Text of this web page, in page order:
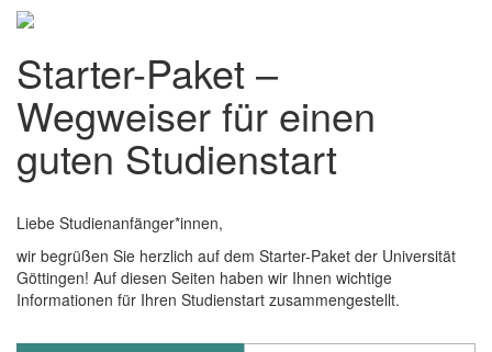
Starter-Paket –
Wegweiser für einen
guten Studienstart
Liebe Studienanfänger*innen,
wir begrüßen Sie herzlich auf dem Starter-Paket der Universität
Göttingen! Auf diesen Seiten haben wir Ihnen wichtige
Informationen für Ihren Studienstart zusammengestellt.